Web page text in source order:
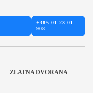
+385 01 23 01
908
ZLATNA DVORANA